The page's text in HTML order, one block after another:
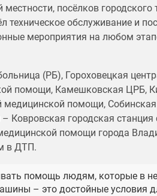
посёлков городского
техническое обслуживание и
мероприятия на любом
(РБ), Гороховецкая
помощи, Камешковская ЦРБ,
медицинской помощи,
городская станция
помощи города
в ДТП.
помощь людям, которые в
– это достойные условия